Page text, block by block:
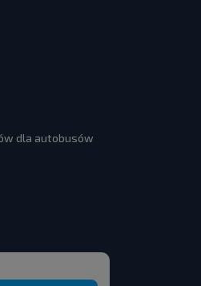
dla autobusów